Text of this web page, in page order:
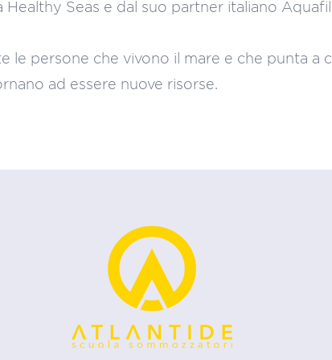
Seas e dal suo partner italiano
le persone che vivono il mare e che punta a
ad essere nuove risorse.